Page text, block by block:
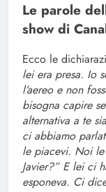
Le parole
show di
Ecco le
lei era presa. Io
l’aereo e non
bisogna capire
alternativa a te
ci abbiamo
le piacevi. Noi
Javier?” E lei ci
esponeva. Ci